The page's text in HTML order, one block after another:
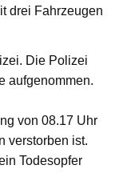
drei Fahrzeugen
Die Polizei
aufgenommen.
von 08.17 Uhr
verstorben ist.
Todesopfer